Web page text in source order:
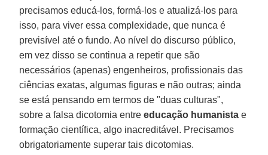
precisamos educá-los, formá-los e atualizá-los para
isso, para viver essa complexidade, que nunca é
previsível até o fundo. Ao nível do discurso público,
em vez disso se continua a repetir que são
necessários (apenas) engenheiros, profissionais das
ciências exatas, algumas figuras e não outras; ainda
se está pensando em termos de "duas culturas",
sobre a falsa dicotomia entreeducação humanista e
formação científica, algo inacreditável. Precisamos
obrigatoriamente superar tais dicotomias.